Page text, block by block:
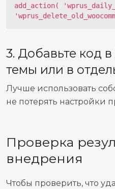
add_action(
3. Добавьте код
темы или в
Лучше использовать
не потерять настройки
Проверка
внедрения
Чтобы проверить, что